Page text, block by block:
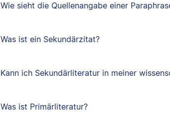
Wie sieht die Quellenangabe einer
Was ist ein Sekundärzitat?
Kann ich Sekundärliteratur in meiner
Was ist Primärliteratur?